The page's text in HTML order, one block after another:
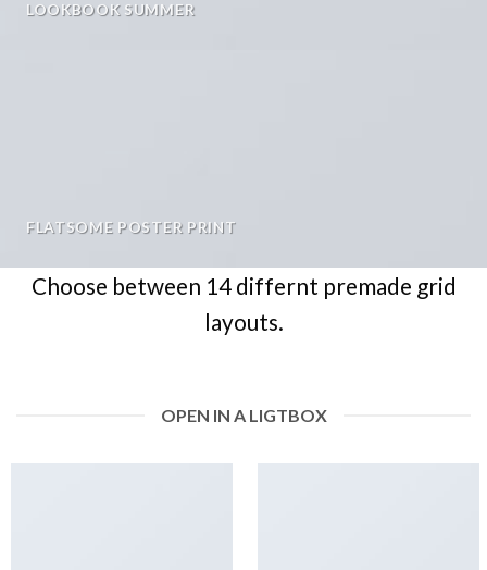
LOOKBOOK SUMMER
FLATSOME POSTER PRINT
Choose between 14 differnt premade grid
layouts.
OPEN IN A LIGTBOX